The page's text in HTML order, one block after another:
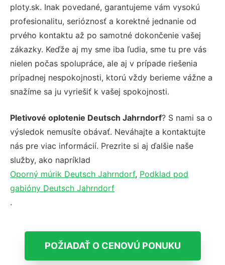
ploty.sk. Inak povedané, garantujeme vám vysokú
profesionalitu, serióznosť a korektné jednanie od
prvého kontaktu až po samotné dokončenie vašej
zákazky. Keďže aj my sme iba ľudia, sme tu pre vás
nielen počas spolupráce, ale aj v prípade riešenia
prípadnej nespokojnosti, ktorú vždy berieme vážne a
snažíme sa ju vyriešiť k vašej spokojnosti.
Pletivové oplotenie Deutsch Jahrndorf? S nami sa o
výsledok nemusíte obávať. Neváhajte a kontaktujte
nás pre viac informácií. Prezrite si aj ďalšie naše
služby, ako napríklad
Oporný múrik Deutsch Jahrndorf, Podklad pod
gabióny Deutsch Jahrndorf
.
POŽIADAŤ O CENOVÚ PONUKU